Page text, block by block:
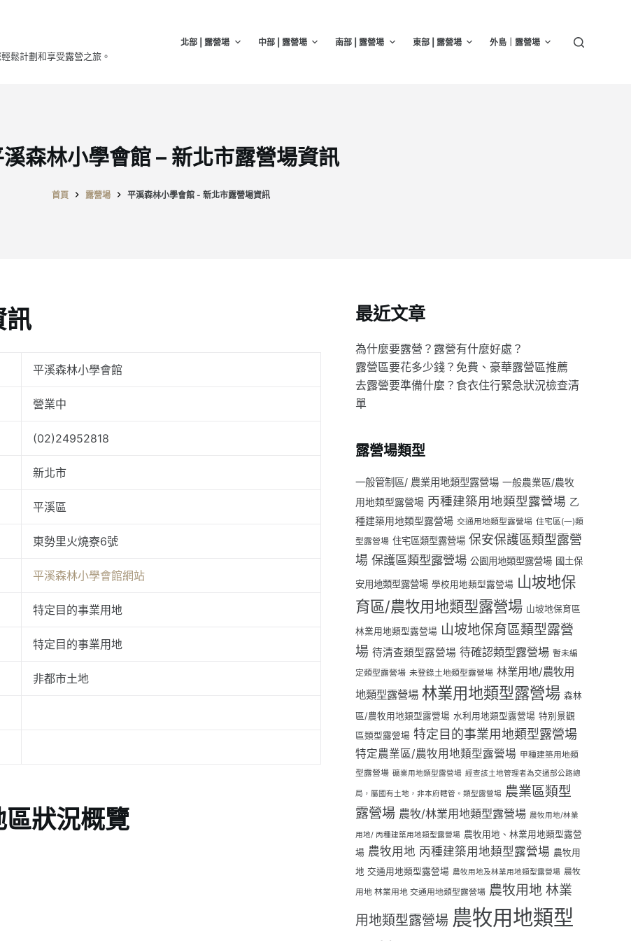
鬆計劃和享受露營之旅。
北部 | 露營場 中部 | 露營場 南部 | 露營場 東部 | 露營場 外島｜露營場
森林小學會館 – 新北市露營場資訊
首頁 露營場 平溪森林小學會館 - 新北市露營場資訊
訊
平溪森林小學會館
營業中
(02)24952818
新北市
平溪區
東勢里火燒寮6號
平溪森林小學會館網站
特定目的事業用地
特定目的事業用地
非都市土地
狀況概覽
最近文章
為什麼要露營？露營有什麼好處？
露營區要花多少錢？免費、豪華露營區推薦
去露營要準備什麼？食衣住行緊急狀況檢查清
單
露營場類型
一般管制區/ 農業用地類型露營場 一般農業區/農牧
用地類型露營場 丙種建築用地類型露營場 乙
種建築用地類型露營場 交通用地類型露營場 住宅區(一)類
型露營場 住宅區類型露營場 保安保護區類型露營
場 保護區類型露營場 公園用地類型露營場 國土保
安用地類型露營場 學校用地類型露營場 山坡地保
育區/農牧用地類型露營場 山坡地保育區
林業用地類型露營場 山坡地保育區類型露營
場 待清查類型露營場 待確認類型露營場 暫未編
定類型露營場 未登錄土地類型露營場 林業用地/農牧用
地類型露營場 林業用地類型露營場 森林
區/農牧用地類型露營場 水利用地類型露營場 特別景觀
區類型露營場 特定目的事業用地類型露營場
特定農業區/農牧用地類型露營場 甲種建築用地類
型露營場 礦業用地類型露營場 經查該土地管理者為交通部公路總
局，屬國有土地，非本府轄管。類型露營場 農業區類型
露營場 農牧/林業用地類型露營場 農牧用地/林業
用地/ 丙種建築用地類型露營場 農牧用地、林業用地類型露營
場 農牧用地 丙種建築用地類型露營場 農牧用
地 交通用地類型露營場 農牧用地及林業用地類型露營場 農牧
用地 林業用地 交通用地類型露營場 農牧用地 林業
用地類型露營場 農牧用地類型